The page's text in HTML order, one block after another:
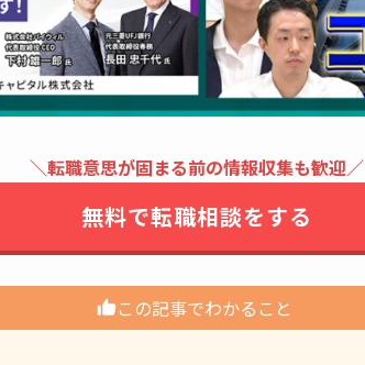
＼転職意思が固まる前の情報収集も歓迎／
無料で転職相談をする
この記事でわかること